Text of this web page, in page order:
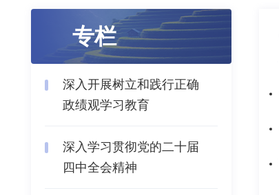
专栏
深入开展树立和践行正确
政绩观学习教育
深入学习贯彻党的二十届
四中全会精神